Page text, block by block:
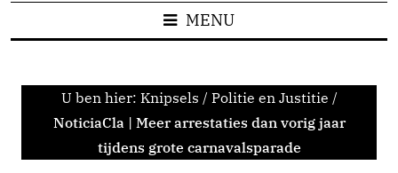
MENU
U ben hier: Knipsels / Politie en Justitie /
NoticiaCla | Meer arrestaties dan vorig jaar
tijdens grote carnavalsparade